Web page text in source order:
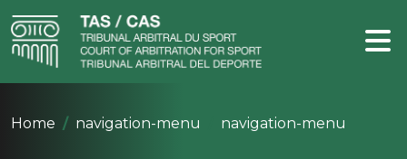
Home navigation-menu navigation-menu